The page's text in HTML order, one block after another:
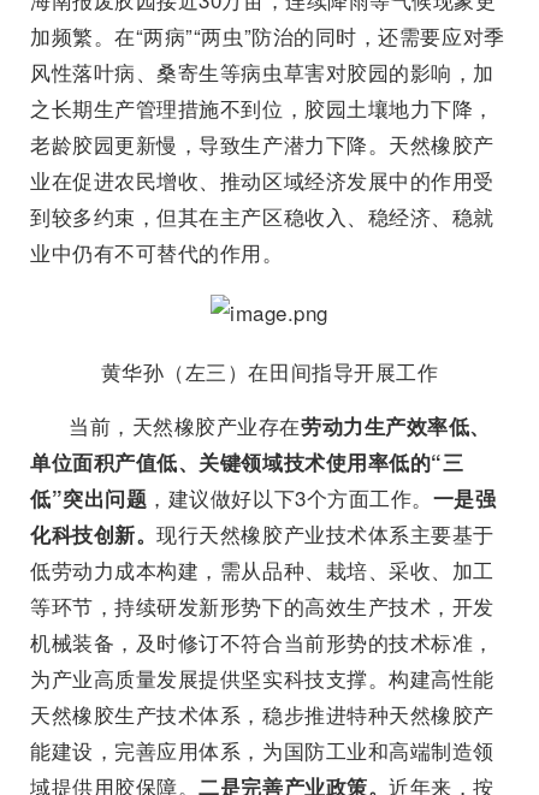
加频繁。在“两病”“两虫”防治的同时，还需要应对季
风性落叶病、桑寄生等病虫草害对胶园的影响，加
之长期生产管理措施不到位，胶园土壤地力下降，
老龄胶园更新慢，导致生产潜力下降。天然橡胶产
业在促进农民增收、推动区域经济发展中的作用受
到较多约束，但其在主产区稳收入、稳经济、稳就
业中仍有不可替代的作用。
黄华孙（左三）在田间指导开展工作
当前，天然橡胶产业存在劳动力生产效率低、
单位面积产值低、关键领域技术使用率低的“三
低”突出问题 ，建议做好以下3个方面工作。 一是强
化科技创新。现行天然橡胶产业技术体系主要基于
低劳动力成本构建，需从品种、栽培、采收、加工
等环节，持续研发新形势下的高效生产技术，开发
机械装备，及时修订不符合当前形势的技术标准，
为产业高质量发展提供坚实科技支撑。构建高性能
天然橡胶生产技术体系，稳步推进特种天然橡胶产
能建设，完善应用体系，为国防工业和高端制造领
域提供用胶保障。二是完善产业政策。近年来，按